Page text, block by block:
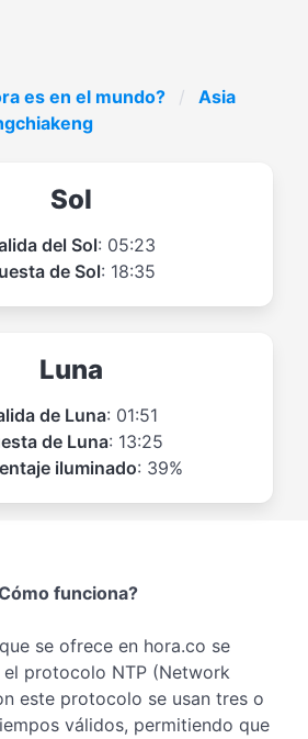
es en el mundo?
Asia
Sol
del Sol: 05:23
de Sol: 18:35
Luna
de Luna: 01:51
de Luna: 13:25
iluminado: 39%
funciona?
se ofrece en hora.co se
protocolo NTP (Network
este protocolo se usan tres o
válidos, permitiendo que